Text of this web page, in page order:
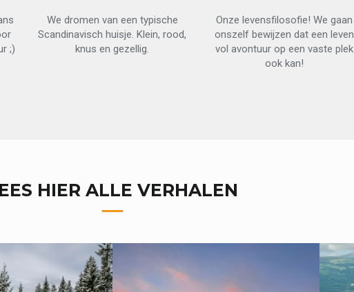
;)
We dromen van een typische
Scandinavisch huisje. Klein, rood,
knus en gezellig.
Onze levensfilosofie! We gaan
onszelf bewijzen dat een leven
vol avontuur op een vaste plek
ook kan!
HIER ALLE VERHALEN